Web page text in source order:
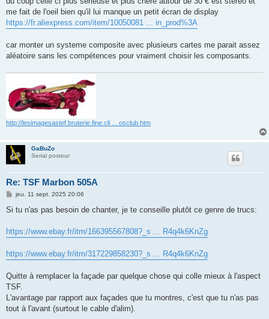
me fait de l'oeil bien qu'il lui manque un petit écran de display
https://fr.aliexpress.com/item/10050081 ... in_prod%3A
car monter un systeme composite avec plusieurs cartes me parait assez
aléatoire sans les compétences pour vraiment choisir les composants.
http://lesimagesastef.bruterie.fine.cli ... osclub.htm
GaBuZo
Serial posteur
Re: TSF Marbon 505A
M
s
g
e
jeu. 11 sept. 2025 20:06
Si tu n'as pas besoin de chanter, je te conseille plutôt ce genre de trucs:
https://www.ebay.fr/itm/166395567808?_s ... R4q4k6KnZg
https://www.ebay.fr/itm/317229858230?_s ... R4q4k6KnZg
Quitte à remplacer la façade par quelque chose qui colle mieux à l'aspect
TSF.
L'avantage par rapport aux façades que tu montres, c'est que tu n'as pas
tout à l'avant (surtout le cable d'alim).